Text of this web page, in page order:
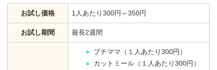
お試し価格 1人あたり300円～350円
お試し期間 最長2週間
プチママ（１人あたり300円）
カットミール（１人あたり300円）